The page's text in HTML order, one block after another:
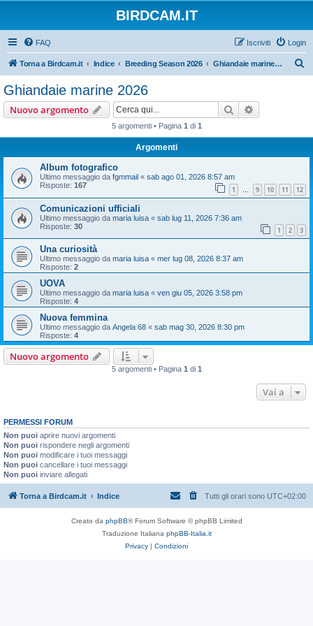
BIRDCAM.IT
FAQ Login
Iscriviti
Torna a Birdcam.it Indice Breeding Season 2026 Ghiandaie marine 2026
Ghiandaie marine 2026
Nuovo argomento Cerca
5 argomenti • Pagina 1 di 1
Argomenti
Album fotografico
Ultimo messaggio da fgmmail « sab ago 01, 2026 8:57 am
Risposte: 167 1 … 9 10 11 12
Comunicazioni ufficiali
Ultimo messaggio da maria luisa « sab lug 11, 2026 7:36 am
Risposte: 30 1 2 3
Una curiosità
Ultimo messaggio da maria luisa « mer lug 08, 2026 8:37 am
Risposte: 2
UOVA
Ultimo messaggio da maria luisa « ven giu 05, 2026 3:58 pm
Risposte: 4
Nuova femmina
Ultimo messaggio da Angela 68 « sab mag 30, 2026 8:30 pm
Risposte: 4
Nuovo argomento
5 argomenti • Pagina 1 di 1
Vai a
PERMESSI FORUM
Non puoi aprire nuovi argomenti
Non puoi rispondere negli argomenti
Non puoi modificare i tuoi messaggi
Non puoi cancellare i tuoi messaggi
Non puoi inviare allegati
Torna a Birdcam.it Indice Tutti gli orari sono UTC+02:00
Creato da phpBB® Forum Software © phpBB Limited
Traduzione Italiana phpBB-Italia.it
Privacy | Condizioni